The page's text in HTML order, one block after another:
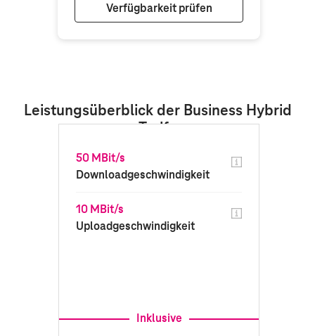
Verfügbarkeit prüfen
50 MBit/s
Downloadgeschwindigkeit
10 MBit/s
Uploadgeschwindigkeit
Inklusive
Leistungsüberblick der Business Hybrid
Tarife